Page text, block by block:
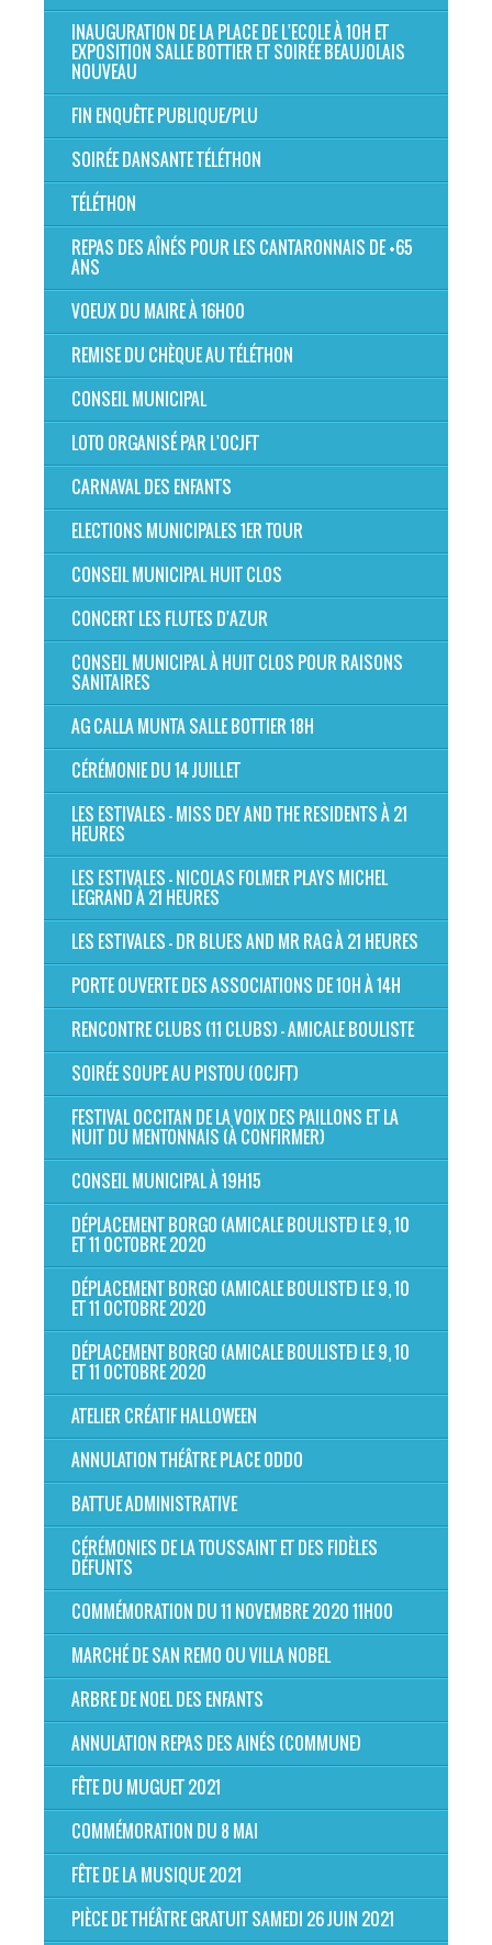
INAUGURATION DE LA PLACE DE L'ECOLE À 10H ET
EXPOSITION SALLE BOTTIER ET SOIRÉE BEAUJOLAIS
NOUVEAU
FIN ENQUÊTE PUBLIQUE/PLU
SOIRÉE DANSANTE TÉLÉTHON
TÉLÉTHON
REPAS DES AÎNÉS POUR LES CANTARONNAIS DE +65
ANS
VOEUX DU MAIRE À 16H00
REMISE DU CHÈQUE AU TÉLÉTHON
CONSEIL MUNICIPAL
LOTO ORGANISÉ PAR L'OCJFT
CARNAVAL DES ENFANTS
ELECTIONS MUNICIPALES 1ER TOUR
CONSEIL MUNICIPAL HUIT CLOS
CONCERT LES FLUTES D'AZUR
CONSEIL MUNICIPAL À HUIT CLOS POUR RAISONS
SANITAIRES
AG CALLA MUNTA SALLE BOTTIER 18H
CÉRÉMONIE DU 14 JUILLET
LES ESTIVALES - MISS DEY AND THE RESIDENTS À 21
HEURES
LES ESTIVALES - NICOLAS FOLMER PLAYS MICHEL
LEGRAND À 21 HEURES
LES ESTIVALES - DR BLUES AND MR RAG À 21 HEURES
PORTE OUVERTE DES ASSOCIATIONS DE 10H À 14H
RENCONTRE CLUBS (11 CLUBS) - AMICALE BOULISTE
SOIRÉE SOUPE AU PISTOU (OCJFT)
FESTIVAL OCCITAN DE LA VOIX DES PAILLONS ET LA
NUIT DU MENTONNAIS (À CONFIRMER)
CONSEIL MUNICIPAL À 19H15
DÉPLACEMENT BORGO (AMICALE BOULISTE) LE 9, 10
ET 11 OCTOBRE 2020
DÉPLACEMENT BORGO (AMICALE BOULISTE) LE 9, 10
ET 11 OCTOBRE 2020
DÉPLACEMENT BORGO (AMICALE BOULISTE) LE 9, 10
ET 11 OCTOBRE 2020
ATELIER CRÉATIF HALLOWEEN
ANNULATION THÉÂTRE PLACE ODDO
BATTUE ADMINISTRATIVE
CÉRÉMONIES DE LA TOUSSAINT ET DES FIDÈLES
DÉFUNTS
COMMÉMORATION DU 11 NOVEMBRE 2020 11H00
MARCHÉ DE SAN REMO OU VILLA NOBEL
ARBRE DE NOEL DES ENFANTS
ANNULATION REPAS DES AINÉS (COMMUNE)
FÊTE DU MUGUET 2021
COMMÉMORATION DU 8 MAI
FÊTE DE LA MUSIQUE 2021
PIÈCE DE THÉÂTRE GRATUIT SAMEDI 26 JUIN 2021